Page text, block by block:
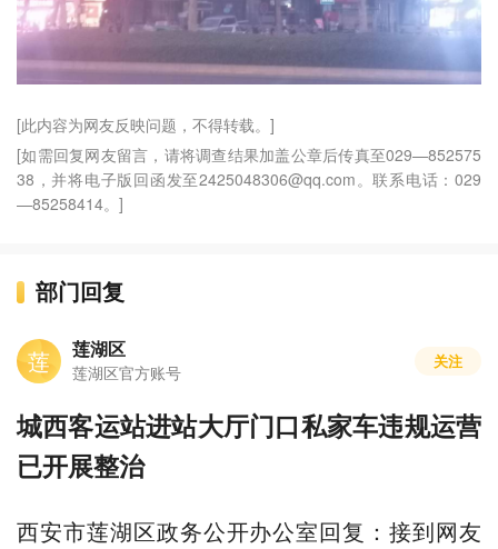
[此内容为网友反映问题，不得转载。]
[如需回复网友留言，请将调查结果加盖公章后传真至029—852575
38，并将电子版回函发至2425048306@qq.com。联系电话：029
—85258414。]
部门回复
莲 莲湖区
莲湖区官方账号
关注
城西客运站进站大厅门口私家车违规运营
已开展整治
西安市莲湖区政务公开办公室回复：接到网友